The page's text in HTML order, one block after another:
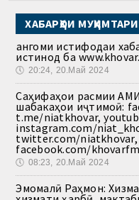
ХАБАРҲОИ
Ҳангоми истифодаи
истинод ба
🕔 20:24, 20.Май 2024
Саҳифаҳои расмии
шабакаҳои иҷтимоӣ:
t.me/niatkhovar,
instagram.com/
twitter.com/niatkhovar,
facebook.com/
🕔 08:23, 20.Май 2024
Эмомалӣ Раҳмон: